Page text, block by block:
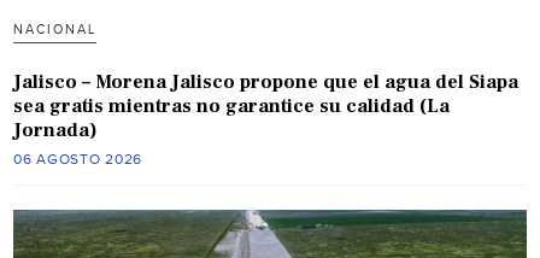
NACIONAL
Jalisco – Morena Jalisco propone que el agua del Siapa
sea gratis mientras no garantice su calidad (La
Jornada)
06 AGOSTO 2026